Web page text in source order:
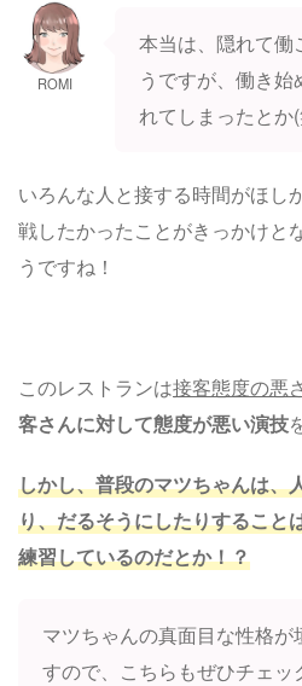
ROMI
本当は、隠れて働
うですが、働き
れてしまったとか
いろんな人と接する時間がほし
戦したかったことがきっかけと
うですね！
このレストランは接客態度の悪
客さんに対して態度が悪い演技
しかし、普段のマツちゃんは、
り、だるそうにしたりすること
練習しているのだとか！？
マツちゃんの真面目な性格が
すので、こちらもぜひチェッ